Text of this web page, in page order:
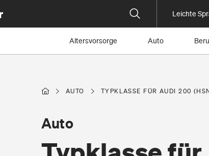
Leichte
Altersvorsorge Auto
AUTO TYPKLASSE FÜR AUDI 200
Auto